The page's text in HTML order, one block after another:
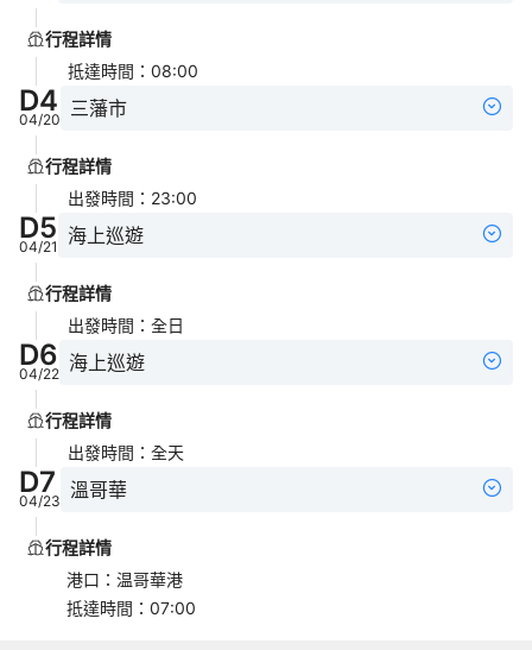
行程詳情
抵達時間 ： 08:00
D4
04/20 三藩市
行程詳情
出發時間 ： 23:00
D5
04/21 海上巡遊
行程詳情
出發時間 ： 全日
D6
04/22 海上巡遊
行程詳情
出發時間 ： 全天
D7
04/23 溫哥華
行程詳情
港口 ： 温哥華港
抵達時間 ： 07:00